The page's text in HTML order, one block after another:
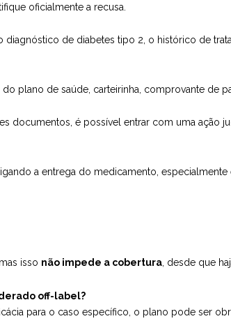
oficialmente a recusa.
diagnóstico de diabetes tipo 2, o histórico de
do plano de saúde, carteirinha, comprovante de
documentos, é possível entrar com uma ação
a entrega do medicamento, especialmente
isso não impede a cobertura, desde que
off-label?
para o caso específico, o plano pode ser